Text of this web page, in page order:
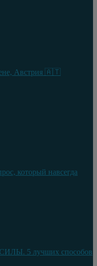
Австрия 🇦🇹
который навсегда
5 лучших способов